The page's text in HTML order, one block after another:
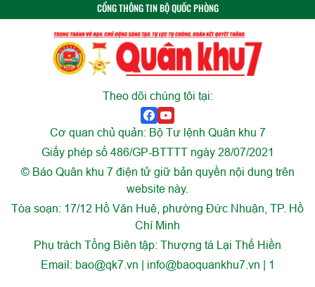
CỔNG THÔNG TIN BỘ QUỐC PHÒNG
Theo dõi chúng tôi tại:
Cơ quan chủ quản: Bộ Tư lệnh Quân khu 7
Giấy phép số 486/GP-BTTTT ngày 28/07/2021
© Báo Quân khu 7 điện tử giữ bản quyền nội dung trên
website này.
Tòa soạn: 17/12 Hồ Văn Huê, phường Đức Nhuận, TP. Hồ
Chí Minh
Phụ trách Tổng Biên tập: Thượng tá Lại Thế Hiền
Email: bao@qk7.vn | info@baoquankhu7.vn | 1